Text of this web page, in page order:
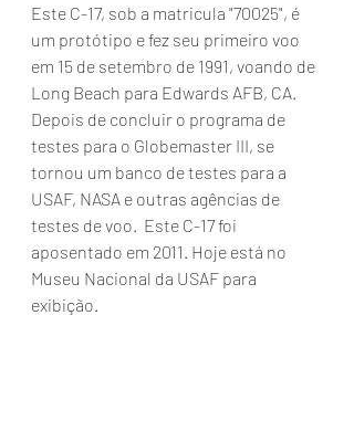
Este C-17, sob a matricula "70025", é
um protótipo e fez seu primeiro voo
em 15 de setembro de 1991, voando de
Long Beach para Edwards AFB, CA.
Depois de concluir o programa de
testes para o Globemaster III, se
tornou um banco de testes para a
USAF, NASA e outras agências de
testes de voo.  Este C-17 foi
aposentado em 2011. Hoje está no
Museu Nacional da USAF para
exibição.